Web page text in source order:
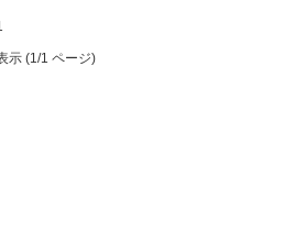
示 (1/1 ページ)